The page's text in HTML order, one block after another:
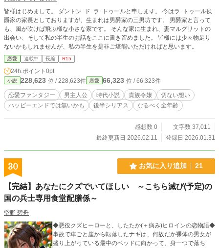
皆様はじめまして。 ダントン･ド･ラ･トゥールと申します。 今はラ･トゥール侯
爵家の家長としておりますが、生まれは男爵家の三男坊です。 男爵家と言って
も、風が吹けば飛ぶ様な小さな家です。 そんな家に生まれ、妻マルグリットの
出会い、そして私の半生のお話をここに書き留めました。 皆様には少々物足り
ないかもしれませんが、私の半生を是非ご堪能いただければと思います。
恋愛 連載中 長編 R15
24h.ポイント 0pt
小説 228,623 位 / 228,623件 恋愛 66,323 位 / 66,323件
恋愛ファンタジー 男主人公 時代小説 貴族令嬢
切ない想い
ハッピーエンドでは無いかも
後半シリアス なるべく全年齢
感想数 0
文字数 37,011
最終更新日 2026.02.11
登録日 2026.01.31
30 お気に入り追加 21
【完結】あなたにクズでいてほしい ～こちら滅び(予定)の
国の兵士専用食堂配膳係～
空野 碧舟
◆悪役クズヒーローと、したたか(＋病み)ヒロインの恋物語◆
事故で車ごと崖から転落したナギは、何故だか裸体の男女が
盛り上がっている最中のベッドに向かって、身一つで落ち